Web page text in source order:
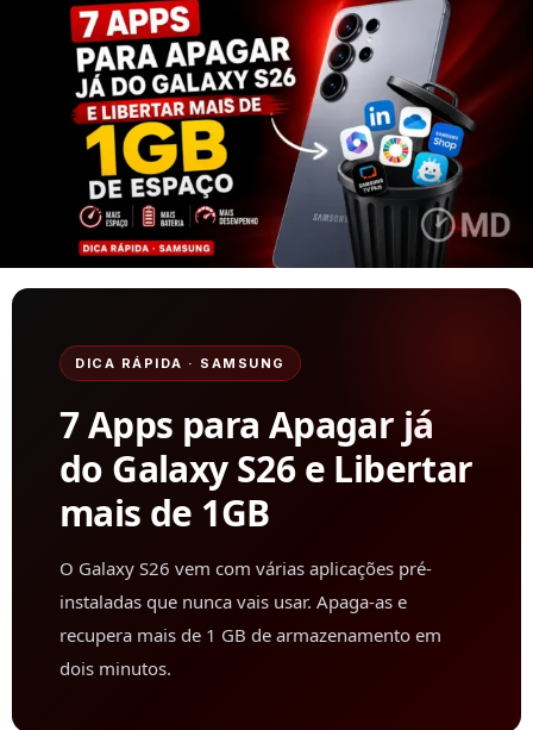
DICA RÁPIDA · SAMSUNG
7 Apps para Apagar já
do Galaxy S26 e Libertar
mais de 1GB
O Galaxy S26 vem com várias aplicações pré-
instaladas que nunca vais usar. Apaga-as e
recupera mais de 1 GB de armazenamento em
dois minutos.